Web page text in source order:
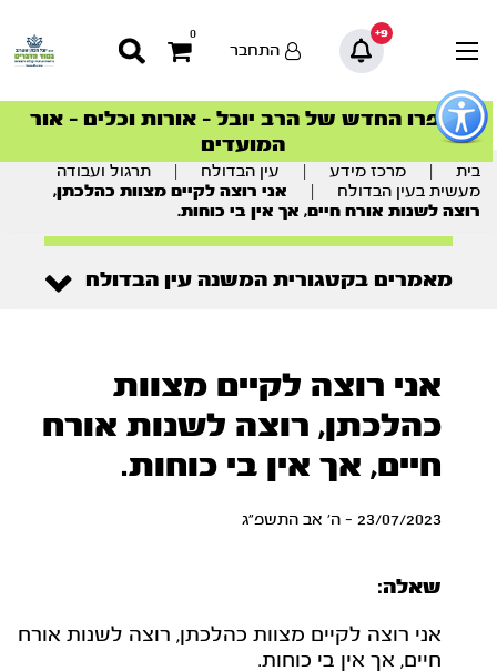
כפתור
לפתיחת
תפריט
9+
0
התחבר
סדרות הפודקאסטים
הסדרה המובילה החודש – דרך המלך
ספרו החדש של הרב יובל – אורות וכלים – אור
המועדים
הצטרפו למהפכת הבריאות הטבעית >
סדרות הפודקאסטים
הסדרה המובילה החודש – דרך המלך
בית מרכז מידע עין הבדולח
תרגול ועבודה
מעשית בעין הבדולח
אני רוצה לקיים מצוות כהלכתן,
רוצה לשנות אורח חיים, אך אין בי כוחות.
מאמרים בקטגורית המשנה עין הבדולח
אני רוצה לקיים מצוות
כהלכתן, רוצה לשנות אורח
חיים, אך אין בי כוחות.
23/07/2023 - ה' אב התשפ"ג
שאלה:
אני רוצה לקיים מצוות כהלכתן, רוצה לשנות אורח
חיים, אך אין בי כוחות.